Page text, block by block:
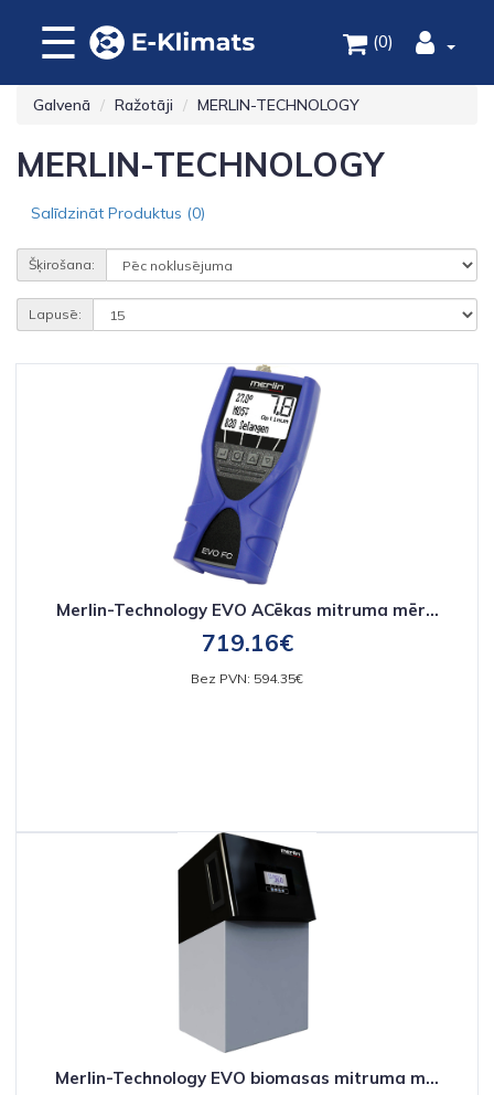
☰ (0)
Galvenā Ražotāji MERLIN-TECHNOLOGY
MERLIN-TECHNOLOGY
Salīdzināt Produktus (0)
Šķirošana:
Lapusē:
Merlin-Technology EVO ACēkas mitruma mēr...
719.16€
Bez PVN: 594.35€
Merlin-Technology EVO biomasas mitruma m...